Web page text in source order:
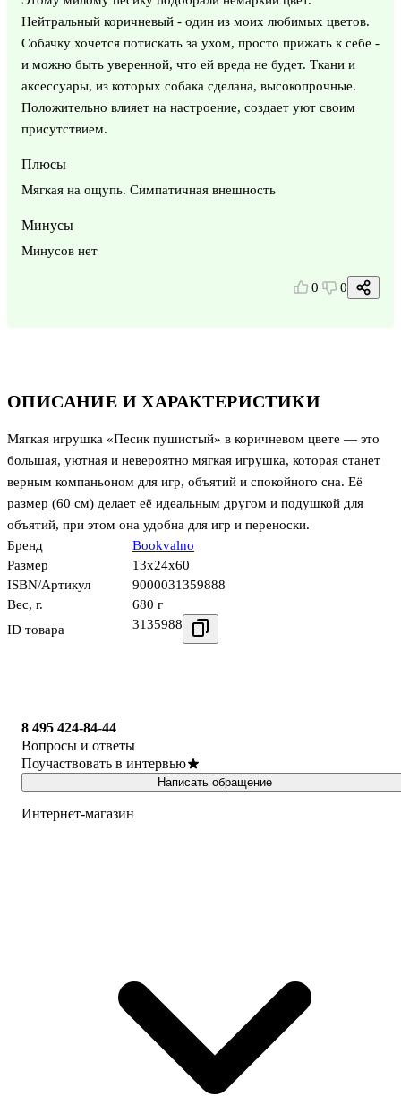
ОПИСАНИЕ И ХАРАКТЕРИСТИКИ
Мягкая игрушка «Песик пушистый» в коричневом цвете — это
большая, уютная и невероятно мягкая игрушка, которая станет
верным компаньоном для игр, объятий и спокойного сна. Её
размер (60 см) делает её идеальным другом и подушкой для
объятий, при этом она удобна для игр и переноски.
Бренд
Bookvalno
Размер
13x24x60
ISBN/Артикул
9000031359888
Вес, г.
680 г
ID товара
3135988
Нейтральный коричневый - один из моих любимых цветов.
Собачку хочется потискать за ухом, просто прижать к себе -
и можно быть уверенной, что ей вреда не будет. Ткани и
аксессуары, из которых собака сделана, высокопрочные.
Положительно влияет на настроение, создает уют своим
присутствием.
Плюсы
Мягкая на ощупь. Симпатичная внешность
Минусы
Минусов нет
0 0
8 495 424-84-44
Вопросы и ответы
Поучаствовать в интервью
Написать обращение
Интернет-магазин